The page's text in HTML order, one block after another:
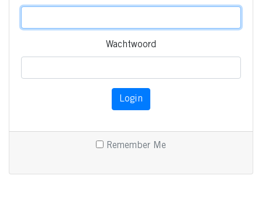
Wachtwoord
Login
Remember Me